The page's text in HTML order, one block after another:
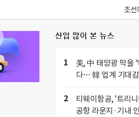
조선
산업 많이 본 뉴스